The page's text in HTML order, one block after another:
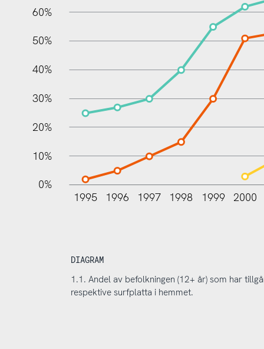
100%
60%
50%
40%
30%
20%
10%
0%
1995 1996 1997 1998 1999 2000
DIAGRAM
1.1. Andel av befolkningen (12+ år) som har
respektive surfplatta i hemmet.